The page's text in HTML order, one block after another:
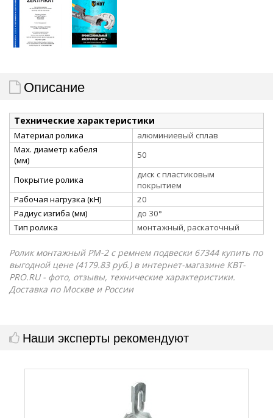
Описание
Технические характеристики
Материал ролика
алюминиевый сплав
Мах. диаметр кабеля
(мм)
50
Покрытие ролика
диск с пластиковым
покрытием
Рабочая нагрузка (кН)
20
Радиус изгиба (мм)
до 30°
Тип ролика
монтажный, раскаточный
Ролик монтажный РМ-2 с ремнем подвески 67344 купить по
выгодной цене (4179.83 руб.) в интернет-магазине КВТ-
PRO.RU - фото, отзывы, технические характеристики.
Доставка по Москве и России
Наши эксперты рекомендуют